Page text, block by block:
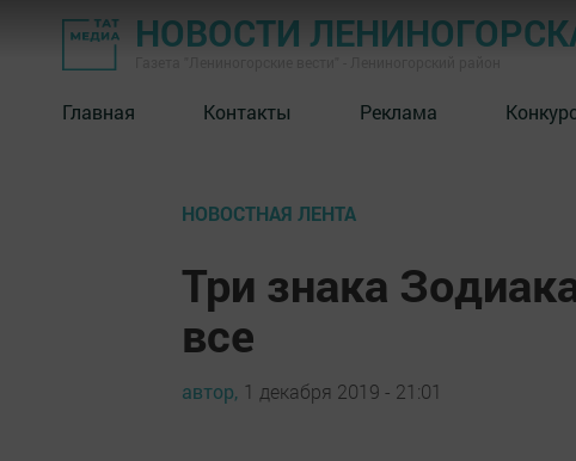
НОВОСТИ
Главная Контакты Реклама
НОВОСТНАЯ ЛЕНТА
Три знака
все
автор, 1 декабря 2019 - 21:01